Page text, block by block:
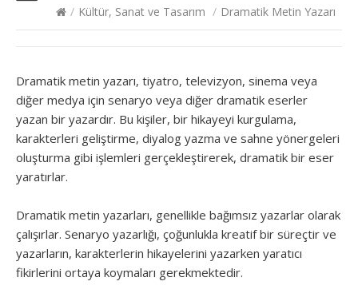
/ Kültür, Sanat ve Tasarım / Dramatik Metin Yazarı
Dramatik metin yazarı, tiyatro, televizyon, sinema veya
diğer medya için senaryo veya diğer dramatik eserler
yazan bir yazardır. Bu kişiler, bir hikayeyi kurgulama,
karakterleri geliştirme, diyalog yazma ve sahne yönergeleri
oluşturma gibi işlemleri gerçekleştirerek, dramatik bir eser
yaratırlar.
Dramatik metin yazarları, genellikle bağımsız yazarlar olarak
çalışırlar. Senaryo yazarlığı, çoğunlukla kreatif bir süreçtir ve
yazarların, karakterlerin hikayelerini yazarken yaratıcı
fikirlerini ortaya koymaları gerekmektedir.